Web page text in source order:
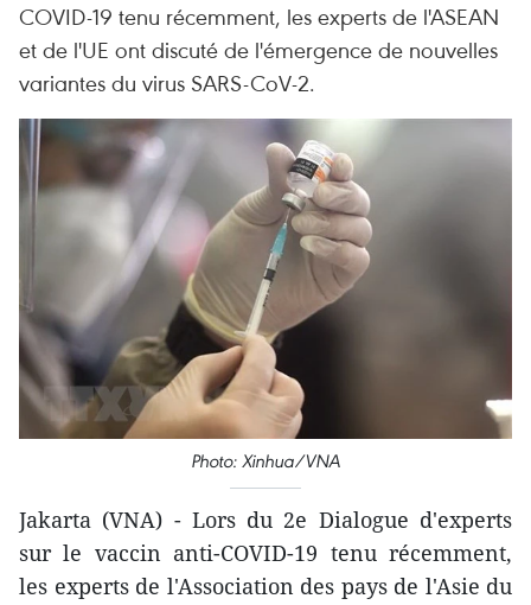
COVID-19 tenu récemment, les experts de l'ASEAN
et de l'UE ont discuté de l'émergence de nouvelles
variantes du virus SARS-CoV-2.
Photo: Xinhua/VNA
Jakarta (VNA) - Lors du 2e Dialogue d'experts
sur le vaccin anti-COVID-19 tenu récemment,
les experts de l'Association des pays de l'Asie du